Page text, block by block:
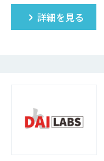
詳細を見る